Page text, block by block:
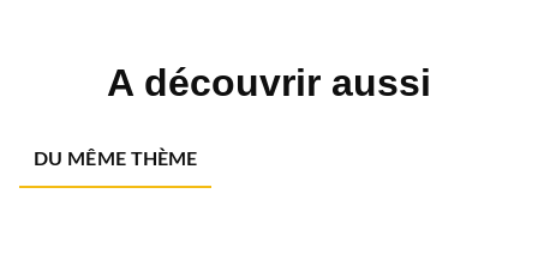
A découvrir aussi
DU MÊME THÈME